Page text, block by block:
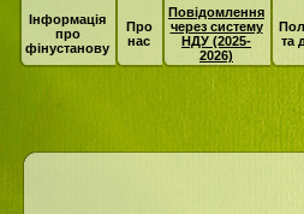
Інформація
про
фінустанову
Про
нас
Повідомлення
через систему
НДУ (2025-
2026)
та